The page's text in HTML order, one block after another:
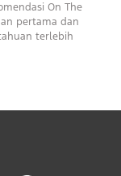
On The
pertama dan
terlebih